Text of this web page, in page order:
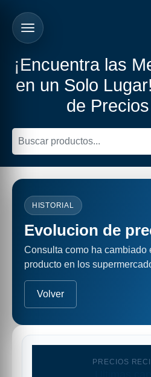
¡Encuentra las
en un Solo
de
HISTORIAL
Evolucion de
Consulta como ha cambiado
producto en los
Volver
PRECIOS